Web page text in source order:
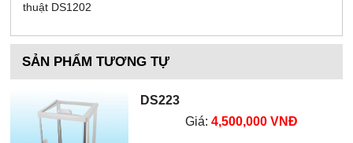
thuật DS1202
SẢN PHẨM TƯƠNG TỰ
DS223
Giá: 4,500,000 VNĐ